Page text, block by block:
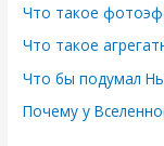
Что такое
Что такое
Что бы подумал
Почему у